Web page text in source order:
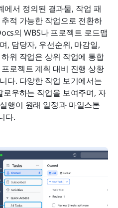
에서 정의된 결과물, 작업 패
적 가능한 작업으로 전환하
의 WBS나 프로젝트 로드맵
, 담당자, 우선순위, 마감일,
위 작업은 상위 작업에 통합
로젝트 계획 대비 진행 상황
다. 다양한 작업 보기에서는
우하는 작업을 보여주며, 자
행이 원래 일정과 마일스톤
다.